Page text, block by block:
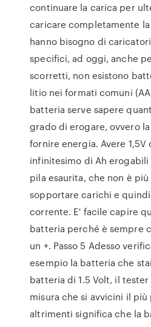
continuare la carica per
caricare completamente
hanno bisogno di
specifici, ad oggi, anche
scorretti, non esistono
litio nei formati comuni
batteria serve sapere
grado di erogare, ovvero
fornire energia. Avere 1,5V
infinitesimo di Ah erogabili
pila esaurita, che non è
sopportare carichi e
corrente. E' facile capire
batteria perché è sempre
un +. Passo 5 Adesso
esempio la batteria che
batteria di 1.5 Volt, il
misura che si avvicini il più
altrimenti significa che la